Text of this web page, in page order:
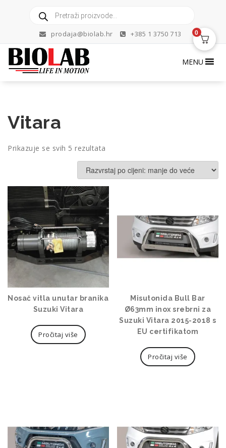
search
prodaja@biolab.hr +385 1 3750 713
MENU
Vitara
Prikazuje se svih 5 rezultata
po
cijeni:
od
niske
do
visoke
Nosač vitla unutar branika
Suzuki Vitara
Pročitaj više
Misutonida Bull Bar
Ø63mm inox srebrni za
Suzuki Vitara 2015-2018 s
EU certifikatom
Pročitaj više
0